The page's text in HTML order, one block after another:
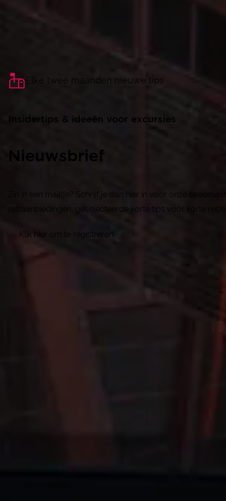
Elke twee maanden nieuwe tips
Insidertips & ideeën voor excursies
Nieuwsbrief
Zin in een mailtje? Schrijf je dan hier in voor onze
reisaanbiedingen, geselecteerde korte tips voor korte
Klik hier om te registreren